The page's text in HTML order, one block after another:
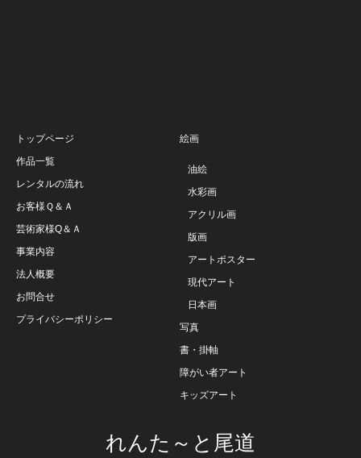
トップページ
作品一覧
レンタルの流れ
お客様Ｑ＆Ａ
芸術家様Q＆Ａ
事業内容
法人概要
お問合せ
プライバシーポリシー
絵画
油絵
水彩画
アクリル画
版画
アートポスター
現代アート
日本画
写真
書・掛軸
障がい者アート
キッズアート
れんた～と尾道